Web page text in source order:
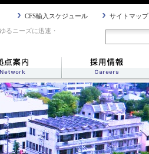
サイトマップ
CFS輸入スケジュール
るニーズに迅速・